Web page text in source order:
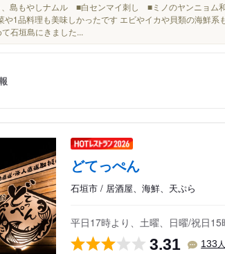
、島もやしナムル ■白センマイ刺し ■ミノのヤンニョ
1品料理も美味しかったです エビやイカや貝類の海鮮系
石垣島にきました...
どてっぺん
石垣市 / 居酒屋、海鮮、天ぷら
平日17時より、土曜、日曜/祝日
3.31 133 人